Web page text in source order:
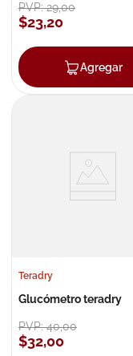
PVP:29,00
$23,20
Agregar
Teradry
Glucómetro teradry
PVP:40,00
$32,00